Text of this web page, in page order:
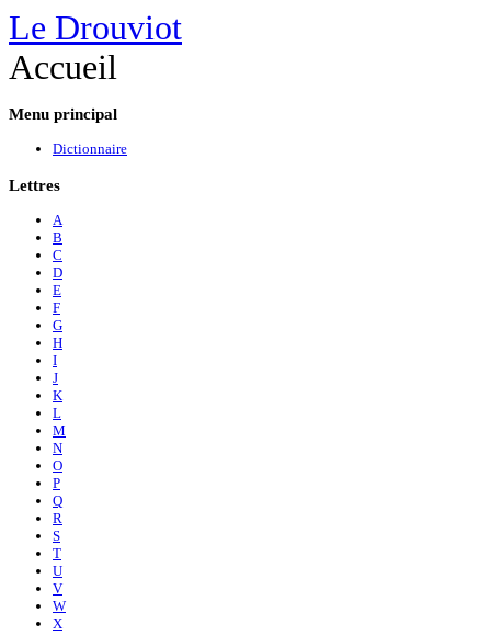
Le Drouviot
Accueil
Menu principal
Dictionnaire
Lettres
A
B
C
D
E
F
G
H
I
J
K
L
M
N
O
P
Q
R
S
T
U
V
W
X